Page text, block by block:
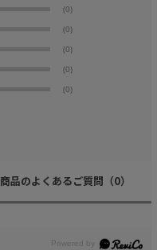
(0)
(0)
(0)
(0)
(0)
商品のよくあるご質問 （0）